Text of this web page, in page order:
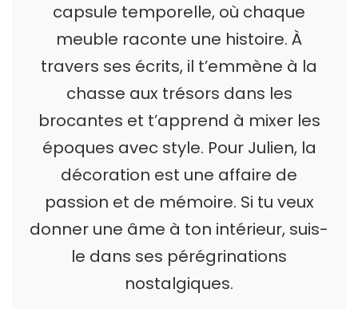
capsule temporelle, où chaque
meuble raconte une histoire. À
travers ses écrits, il t’emmène à la
chasse aux trésors dans les
brocantes et t’apprend à mixer les
époques avec style. Pour Julien, la
décoration est une affaire de
passion et de mémoire. Si tu veux
donner une âme à ton intérieur, suis-
le dans ses pérégrinations
nostalgiques.